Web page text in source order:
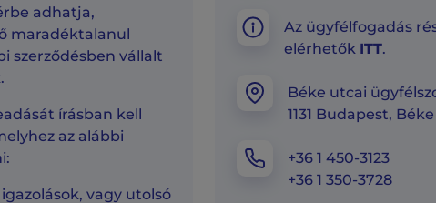
adhatja,
maradéktalanul
szerződésben vállalt
írásban kell
az alábbi
vagy utolsó
Az ügyfélfogadás
elérhetők ITT.
Béke utcai
1131 Budapest,
+36 1 450-3123
+36 1 350-3728